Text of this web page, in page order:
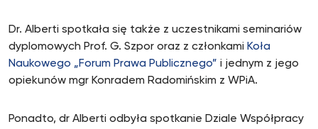
Dr. Alberti spotkała się także z uczestnikami seminariów
dyplomowych Prof. G. Szpor oraz z członkami Koła
Naukowego „Forum Prawa Publicznego” i jednym z jego
opiekunów mgr Konradem Radomińskim z WPiA.
Ponadto, dr Alberti odbyła spotkanie Dziale Współpracy